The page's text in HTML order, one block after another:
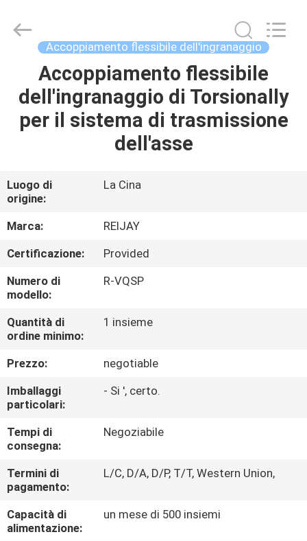
CASA
PRODOTTI
CIRCA
NOI
GIRO
DELLA
FABBRICA
CONTROLLO
DI
QUALITÀ
CONTATTO
STATI
UNITI
Transmission
Developed
Accoppiamento flessibile dell'ingranaggio
Accoppiamento flessibile
dell'ingranaggio di Torsionally
per il sistema di trasmissione
dell'asse
Luogo di
origine:
La Cina
Marca:
REIJAY
Certificazione:
Provided
Numero di
modello:
R-VQSP
Quantità di
ordine minimo:
1 insieme
Prezzo:
negotiable
Imballaggi
particolari:
- Si ', certo.
Tempi di
consegna:
Negoziabile
Termini di
pagamento:
L/C, D/A, D/P, T/T, Western Union,
Capacità di
alimentazione:
un mese di 500 insiemi